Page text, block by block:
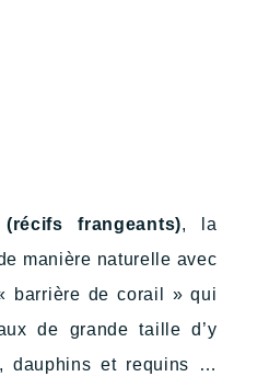
frangeants), la
manière naturelle avec
barrière de corail » qui
de grande taille d’y
dauphins et requins …